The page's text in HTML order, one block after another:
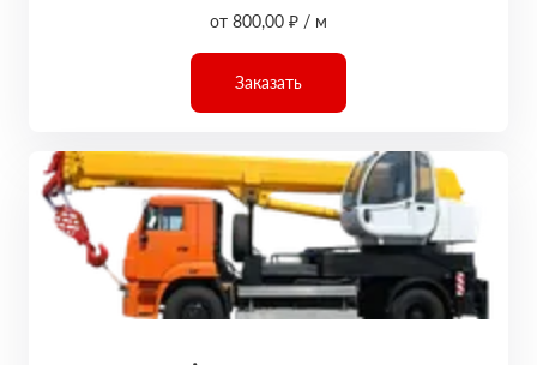
от 800,00 ₽ / м
Заказать